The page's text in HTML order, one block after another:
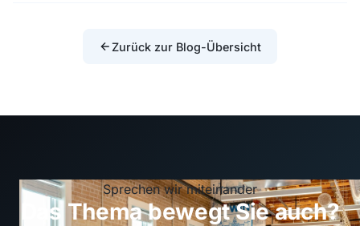
Zurück zur Blog-Übersicht
Sprechen wir miteinander
Das Thema bewegt Sie auch?